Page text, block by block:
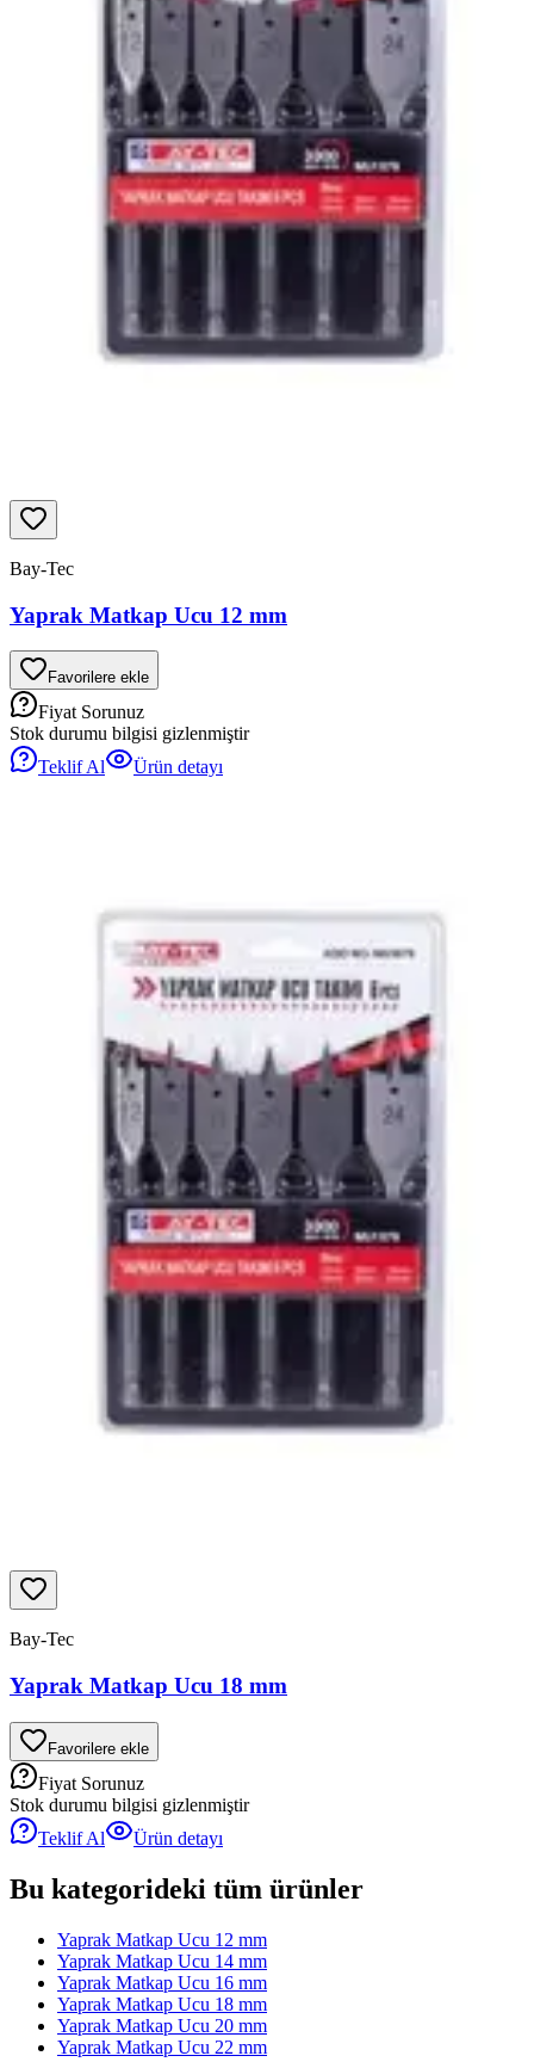
Bay-Tec
Yaprak Matkap Ucu 12 mm
Favorilere ekle
Fiyat Sorunuz
Stok durumu bilgisi gizlenmiştir
Teklif Al
Ürün detayı
Bay-Tec
Yaprak Matkap Ucu 18 mm
Favorilere ekle
Fiyat Sorunuz
Stok durumu bilgisi gizlenmiştir
Teklif Al
Ürün detayı
Bu kategorideki tüm ürünler
Yaprak Matkap Ucu 12 mm
Yaprak Matkap Ucu 14 mm
Yaprak Matkap Ucu 16 mm
Yaprak Matkap Ucu 18 mm
Yaprak Matkap Ucu 20 mm
Yaprak Matkap Ucu 22 mm